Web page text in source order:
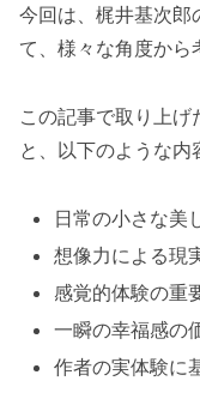
今回は、梶井基次郎
て、様々な角度から
この記事で取り上
と、以下のような内
日常の小さな美
想像力による現
感覚的体験の重
一瞬の幸福感の
作者の実体験に